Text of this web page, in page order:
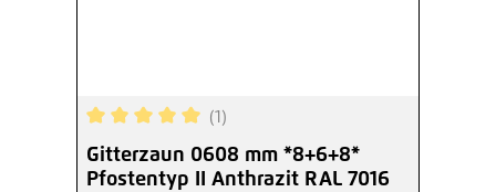
Durchschnittliche Bewertung von 5 von 5
(1)
Gitterzaun 0608 mm *8+6+8*
Pfostentyp II Anthrazit RAL 7016